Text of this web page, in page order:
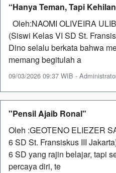
“Hanya Teman, Tapi
Oleh:NAOMI OLIVEIRA
(Siswi Kelas VI SD St.
Dino selalu berkata bahwa
memang begitulah a
09/03/2026 09:37 WIB -
"Pensil Ajaib Ronal"
Oleh :GEOTENO ELIEZER
6 SD St. Fransiskus III
6 SD yang rajin belajar, tapi
percaya diri, te